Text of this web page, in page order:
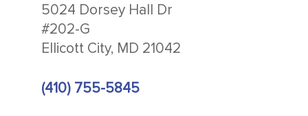
5024 Dorsey Hall Dr
#202-G
Ellicott City, MD 21042
(410) 755-5845